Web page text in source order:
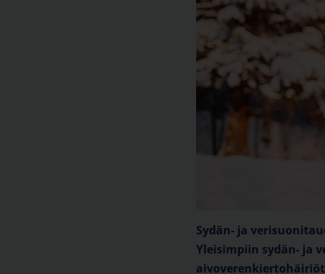
Sydän- ja
Yleisimpiin sydän- ja